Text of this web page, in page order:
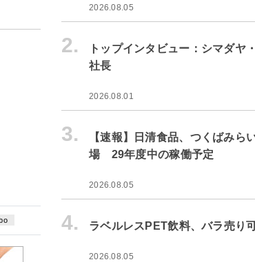
2026.08.05
2.
トップインタビュー：シマダヤ
社長
2026.08.01
3.
【速報】日清食品、つくばみら
場 29年度中の稼働予定
2026.08.05
4. ラベルレスPET飲料、バラ売り
2026.08.05